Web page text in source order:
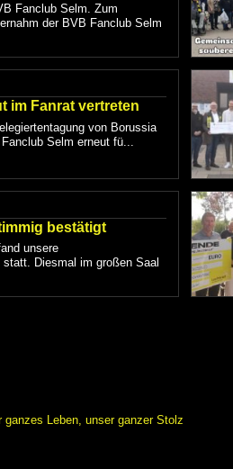
Fanclub Selm. Zum
der BVB Fanclub Selm
im Fanrat vertreten
von Borussia
Selm erneut fü...
bestätigt
unsere
Diesmal im großen Saal
Leben, unser ganzer Stolz